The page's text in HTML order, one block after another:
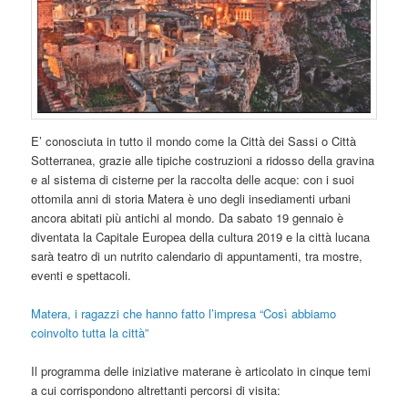
E’ conosciuta in tutto il mondo come la Città dei Sassi o Città
Sotterranea, grazie alle tipiche costruzioni a ridosso della gravina
e al sistema di cisterne per la raccolta delle acque: con i suoi
ottomila anni di storia Matera è uno degli insediamenti urbani
ancora abitati più antichi al mondo. Da sabato 19 gennaio è
diventata la Capitale Europea della cultura 2019 e la città lucana
sarà teatro di un nutrito calendario di appuntamenti, tra mostre,
eventi e spettacoli.
Matera, i ragazzi che hanno fatto l’impresa “Così abbiamo
coinvolto tutta la città”
Il programma delle iniziative materane è articolato in cinque temi
a cui corrispondono altrettanti percorsi di visita: